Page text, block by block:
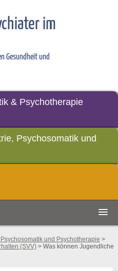
im
Gesundheit und
& Psychotherapie
Psychosomatik und
und Psychotherapie >
(SVV) > Was können Jugendliche